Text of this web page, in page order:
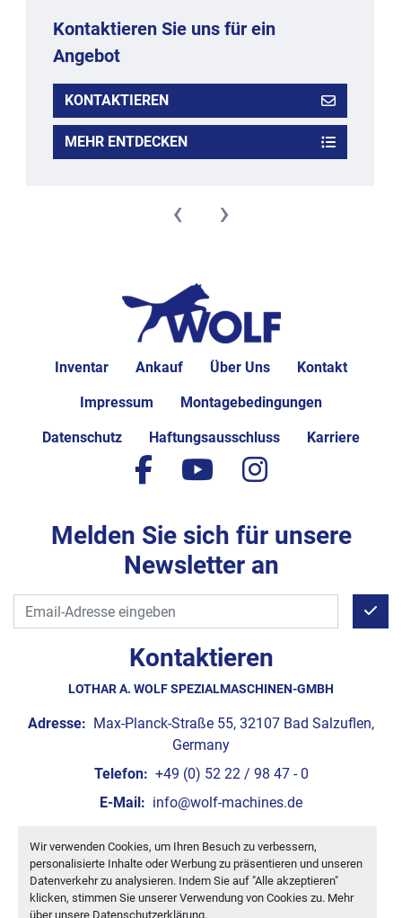
Wir verwenden Cookies, um Ihren Besuch zu verbessern,
personalisierte Inhalte oder Werbung zu präsentieren und unseren
Datenverkehr zu analysieren. Indem Sie auf "Alle akzeptieren"
klicken, stimmen Sie unserer Verwendung von Cookies zu. Mehr
über unsere Datenschutzerklärung.
Kontaktieren Sie uns für ein
Angebot
KONTAKTIEREN
MEHR ENTDECKEN
‹ ›
Inventar Ankauf Über Uns Kontakt
Impressum Montagebedingungen
Datenschutz Haftungsausschluss Karriere
Kontaktieren
LOTHAR A. WOLF SPEZIALMASCHINEN-GMBH
Adresse: Max-Planck-Straße 55, 32107 Bad Salzuflen,
Germany
Telefon: +49 (0) 52 22 / 98 47 - 0
E-Mail: info@wolf-machines.de
Cookie-Einstellungen
Machinio System-Website vonMachinio
facebook
youtubeinstagram
Melden Sie sich für unsere
Newsletter an